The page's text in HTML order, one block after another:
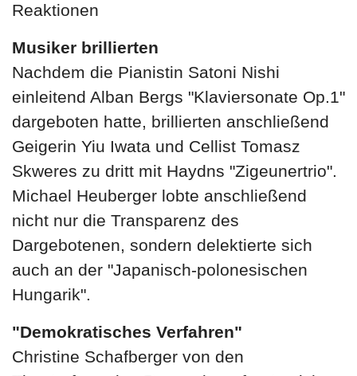
Reaktionen
Musiker brillierten
Nachdem die Pianistin Satoni Nishi
einleitend Alban Bergs "Klaviersonate Op.1"
dargeboten hatte, brillierten anschließend
Geigerin Yiu Iwata und Cellist Tomasz
Skweres zu dritt mit Haydns "Zigeunertrio".
Michael Heuberger lobte anschließend
nicht nur die Transparenz des
Dargebotenen, sondern delektierte sich
auch an der "Japanisch-polonesischen
Hungarik".
"Demokratisches Verfahren"
Christine Schafberger von den